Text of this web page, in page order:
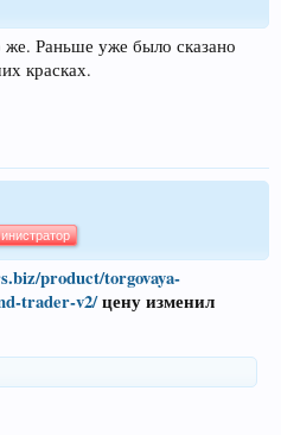
Раньше уже было сказано
красках.
product/torgovaya-
trader-v2/цену изменил